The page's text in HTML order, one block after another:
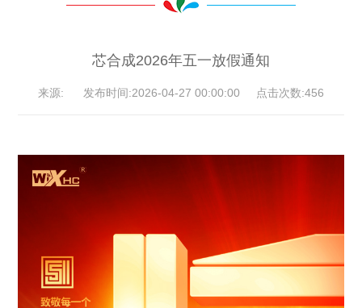
芯合成2026年五一放假通知
来源: 发布时间:2026-04-27 00:00:00 点击次数:456